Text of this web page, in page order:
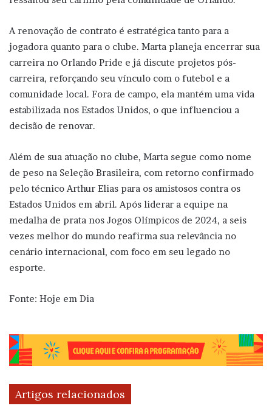
A renovação de contrato é estratégica tanto para a
jogadora quanto para o clube. Marta planeja encerrar sua
carreira no Orlando Pride e já discute projetos pós-
carreira, reforçando seu vínculo com o futebol e a
comunidade local. Fora de campo, ela mantém uma vida
estabilizada nos Estados Unidos, o que influenciou a
decisão de renovar.
Além de sua atuação no clube, Marta segue como nome
de peso na Seleção Brasileira, com retorno confirmado
pelo técnico Arthur Elias para os amistosos contra os
Estados Unidos em abril. Após liderar a equipe na
medalha de prata nos Jogos Olímpicos de 2024, a seis
vezes melhor do mundo reafirma sua relevância no
cenário internacional, com foco em seu legado no
esporte.
Fonte: Hoje em Dia
Artigos relacionados